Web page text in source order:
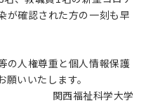
が確認された方の一刻も早
の人権尊重と個人情報保護
いいたします。
関西福祉科学大学